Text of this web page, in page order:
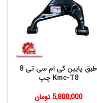
طبق پايين کی ام سی تی 8
Kmc-T8 چپ
5,800,000 تومان